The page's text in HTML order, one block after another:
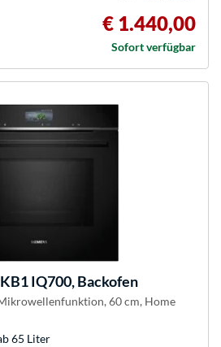
€ 1.440,00
Sofort verfügbar
IQ700, Backofen
60 cm, Home
65 Liter